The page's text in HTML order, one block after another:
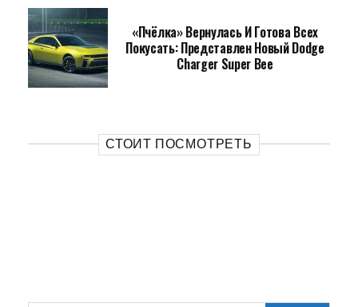
«Пчёлка» Вернулась И Готова Всех
Покусать: Представлен Новый Dodge
Charger Super Bee
СТОИТ ПОСМОТРЕТЬ